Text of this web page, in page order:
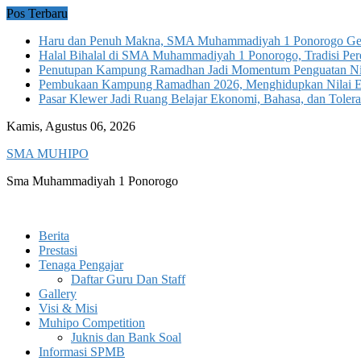
Skip
content
Pos Terbaru
Haru dan Penuh Makna, SMA Muhammadiyah 1 Ponorogo
Halal Bihalal di SMA Muhammadiyah 1 Ponorogo, Tradisi
Penutupan Kampung Ramadhan Jadi Momentum Penguatan
Pembukaan Kampung Ramadhan 2026, Menghidupkan Nilai
Pasar Klewer Jadi Ruang Belajar Ekonomi, Bahasa, dan
Kamis, Agustus 06, 2026
SMA MUHIPO
Sma Muhammadiyah 1 Ponorogo
Berita
Prestasi
Tenaga Pengajar
Daftar Guru Dan Staff
Gallery
Visi & Misi
Muhipo Competition
Juknis dan Bank Soal
Informasi SPMB